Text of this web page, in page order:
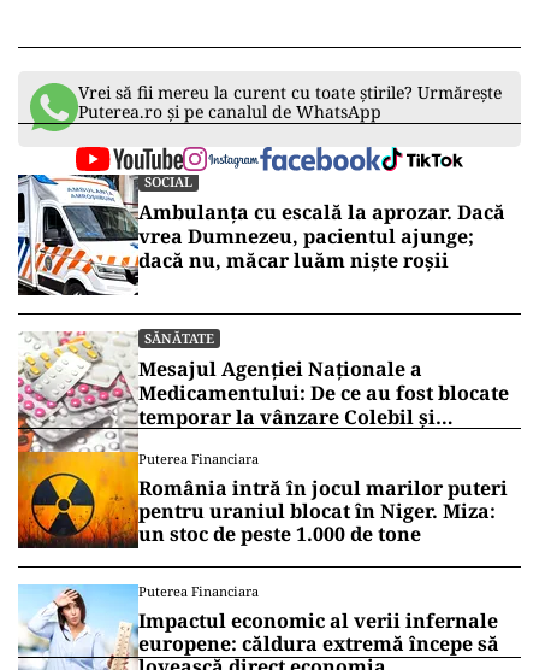
Vrei să fii mereu la curent cu toate știrile? Urmărește
Puterea.ro și pe canalul de WhatsApp
SOCIAL
Ambulanța cu escală la aprozar. Dacă
vrea Dumnezeu, pacientul ajunge;
dacă nu, măcar luăm niște roșii
SĂNĂTATE
Mesajul Agenției Naționale a
Medicamentului: De ce au fost blocate
temporar la vânzare Colebil și
Puterea Financiara
România intră în jocul marilor puteri
pentru uraniul blocat în Niger. Miza:
un stoc de peste 1.000 de tone
Puterea Financiara
Impactul economic al verii infernale
europene: căldura extremă începe să